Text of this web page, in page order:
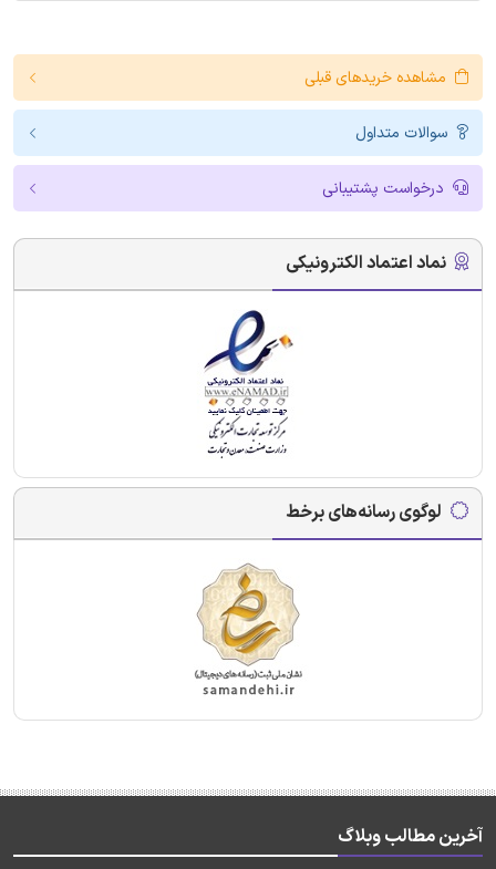
مشاهده خریدهای قبلی
سوالات متداول
درخواست پشتیبانی
نماد اعتماد الکترونیکی
لوگوی رسانه‌های برخط
آخرین مطالب وبلاگ